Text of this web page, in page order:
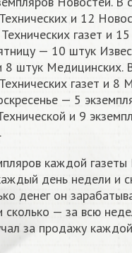
и 12
газет и
— 10 штук
8 штук Медицинских.
газет и 8
— 5
и 9
каждой газеты
день недели и
денег он
сколько — за всю
за продажу